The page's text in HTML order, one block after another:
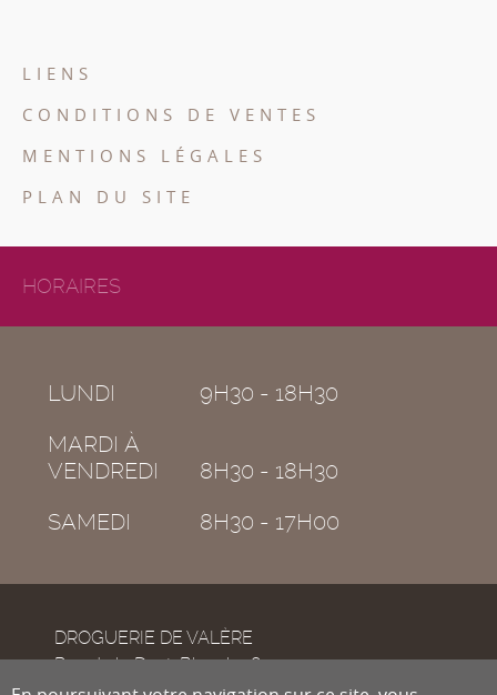
LIENS
CONDITIONS DE VENTES
MENTIONS LÉGALES
PLAN DU SITE
HORAIRES
LUNDI
9H30 - 18H30
MARDI À
VENDREDI
8H30 - 18H30
SAMEDI
8H30 - 17H00
DROGUERIE DE VALÈRE
Rue de la Dent-Blanche 8